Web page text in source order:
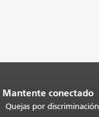
Mantente conectado
Quejas por discriminación